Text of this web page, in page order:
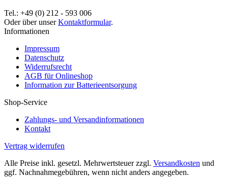
Tel.: +49 (0) 212 - 593 006
Oder über unserKontaktformular.
Informationen
Impressum
Datenschutz
Widerrufsrecht
AGB für Onlineshop
Information zur Batterieentsorgung
Shop-Service
Zahlungs- und Versandinformationen
Kontakt
Vertrag widerrufen
Alle Preise inkl. gesetzl. Mehrwertsteuer zzgl. Versandkosten und
ggf. Nachnahmegebühren, wenn nicht anders angegeben.